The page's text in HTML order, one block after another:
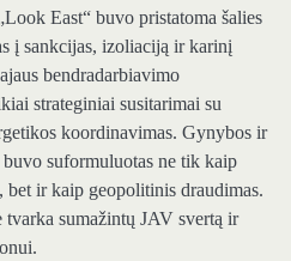
East“ buvo pristatoma šalies
į sankcijas, izoliaciją ir karinį
bendradarbiavimo
strateginiai susitarimai su
koordinavimas. Gynybos ir
suformuluotas ne tik kaip
ir kaip geopolitinis draudimas.
sumažintų JAV svertą ir